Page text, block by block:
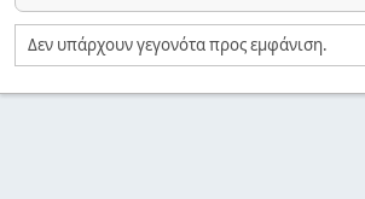
Δεν υπάρχουν γεγονότα προς εμφάνιση.